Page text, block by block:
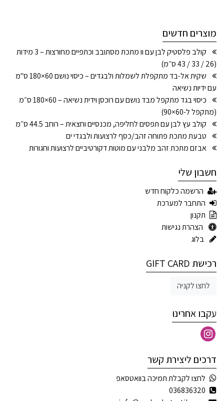
מוצרים חדשים
קולב פלסטיק לבן עם וו מתכת מסתובב וכתפיים מחורצות – 3 מידות
(26 / 33 / 43 ס״מ)
שקית אל-בד מתקפלת לשמלות ולבגדים – כיסוי נושם 60×180 ס"מ
עם ידיות נשיאה
כיסוי בגד מתקפל מבד נושם עם רוכסן וידית נשיאה – 60×180 ס״מ
(מתקפל ל-60×90)
קולב עץ לבן עם תפסים לחליפה, מכנסיים וחצאית – רוחב 44.5 ס״מ
טבעת מתכת פתוחה זהב/כסף לרצועות ולבגדי ים
אבזם מתכת זהב מלבני עם מוטות דקורטיביים לרצועות וחגורות
חשבון שלי
הרשמה כלקוח חדש
התחבר למערכת
תקנון
הצהרת נגישות
בלוג
רכישת GIFT CARD
לחצו לקניה
עקבו אחרינו
דרכים ליצירת קשר
לחצו לקבלת תמיכה בוואטסאפ
036836320